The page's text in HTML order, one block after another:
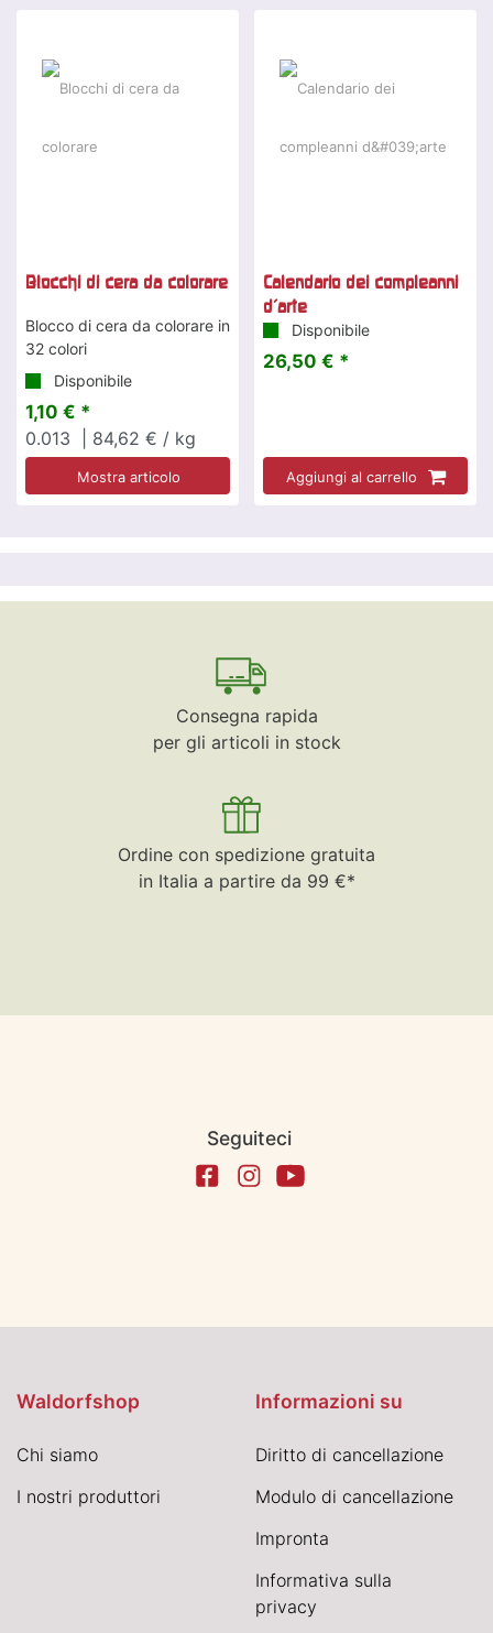
Blocchi di cera da colorare
Blocco di cera da colorare in
32 colori
Disponibile
1,10 € *
0.013
| 84,62 € / kg
Mostra articolo
Calendario dei compleanni
d'arte
Disponibile
26,50 € *
Aggiungi al carrello
Consegna rapida
per gli articoli in stock
Ordine con spedizione gratuita
in Italia a partire da 99 €*
Seguiteci
Waldorfshop
Chi siamo
I nostri produttori
Informazioni su
Diritto di cancellazione
Modulo di cancellazione
Impronta
Informativa sulla
privacy